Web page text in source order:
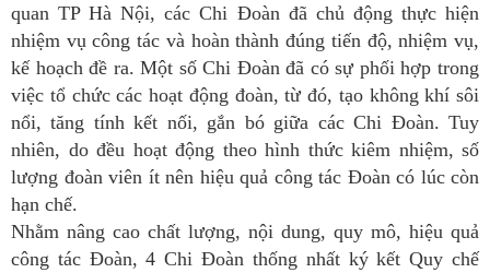
quan TP Hà Nội, các Chi Đoàn đã chủ động thực hiện
nhiệm vụ công tác và hoàn thành đúng tiến độ, nhiệm vụ,
kế hoạch đề ra. Một số Chi Đoàn đã có sự phối hợp trong
việc tổ chức các hoạt động đoàn, từ đó, tạo không khí sôi
nổi, tăng tính kết nối, gắn bó giữa các Chi Đoàn. Tuy
nhiên, do đều hoạt động theo hình thức kiêm nhiệm, số
lượng đoàn viên ít nên hiệu quả công tác Đoàn có lúc còn
hạn chế.
Nhằm nâng cao chất lượng, nội dung, quy mô, hiệu quả
công tác Đoàn, 4 Chi Đoàn thống nhất ký kết Quy chế